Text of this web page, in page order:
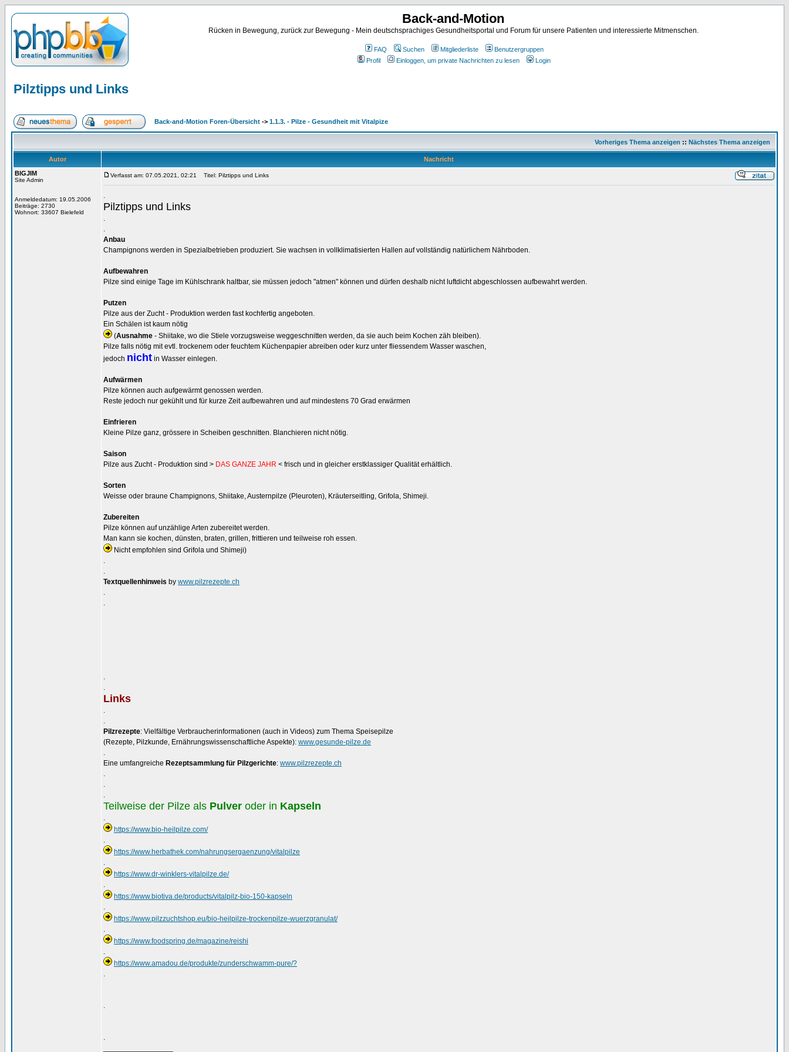
Back-and-Motion
Rücken in Bewegung, zurück zur Bewegung - Mein deutschsprachiges Gesundheitsportal und Forum für unsere Patienten und interessierte Mitmenschen.
FAQ Suchen Mitgliederliste
Benutzergruppen
Profil
Einloggen, um private Nachrichten zu lesen Login
Pilztipps und Links
Back-and-Motion Foren-Übersicht -> 1.1.3. - Pilze - Gesundheit mit Vitalpize
Vorheriges Thema anzeigen :: Nächstes Thema anzeigen
Autor
Nachricht
BIGJIM
Site Admin
Anmeldedatum: 19.05.2006
Beiträge: 2730
Wohnort: 33607 Bielefeld
Verfasst am: 07.05.2021, 02:21 Titel: Pilztipps und Links
.
Pilztipps und Links
.
.
Anbau
Champignons werden in Spezialbetrieben produziert. Sie wachsen in vollklimatisierten Hallen auf vollständig natürlichem Nährboden.
Aufbewahren
Pilze sind einige Tage im Kühlschrank haltbar, sie müssen jedoch "atmen" können und dürfen deshalb nicht luftdicht abgeschlossen aufbewahrt werden.
Putzen
Pilze aus der Zucht - Produktion werden fast kochfertig angeboten.
Ein Schälen ist kaum nötig
(Ausnahme - Shiitake, wo die Stiele vorzugsweise weggeschnitten werden, da sie auch beim Kochen zäh bleiben).
Pilze falls nötig mit evtl. trockenem oder feuchtem Küchenpapier abreiben oder kurz unter fliessendem Wasser waschen,
jedoch nicht in Wasser einlegen.
Aufwärmen
Pilze können auch aufgewärmt genossen werden.
Reste jedoch nur gekühlt und für kurze Zeit aufbewahren und auf mindestens 70 Grad erwärmen
Einfrieren
Kleine Pilze ganz, grössere in Scheiben geschnitten. Blanchieren nicht nötig.
Saison
Pilze aus Zucht - Produktion sind > DAS GANZE JAHR < frisch und in gleicher erstklassiger Qualität erhältlich.
Sorten
Weisse oder braune Champignons, Shiitake, Austernpilze (Pleuroten), Kräuterseitling, Grifola, Shimeji.
Zubereiten
Pilze können auf unzählige Arten zubereitet werden.
Man kann sie kochen, dünsten, braten, grillen, frittieren und teilweise roh essen.
Nicht empfohlen sind Grifola und Shimeji)
.
.
Textquellenhinweis by www.pilzrezepte.ch
.
.
.
.
Links
.
.
Pilzrezepte: Vielfältige Verbraucherinformationen (auch in Videos) zum Thema Speisepilze
(Rezepte, Pilzkunde, Ernährungswissenschaftliche Aspekte): www.gesunde-pilze.de
.
Eine umfangreiche Rezeptsammlung für Pilzgerichte: www.pilzrezepte.ch
.
.
.
Teilweise der Pilze als Pulver oder in Kapseln
.
https://www.bio-heilpilze.com/
.
https://www.herbathek.com/nahrungsergaenzung/vitalpilze
.
https://www.dr-winklers-vitalpilze.de/
.
https://www.biotiva.de/products/vitalpilz-bio-150-kapseln
.
https://www.pilzzuchtshop.eu/bio-heilpilze-trockenpilze-wuerzgranulat/
.
https://www.foodspring.de/magazine/reishi
.
https://www.amadou.de/produkte/zunderschwamm-pure/?
.
.
.